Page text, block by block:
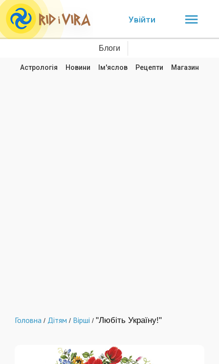
Увійти
Блоги
Астрологія Новини Ім'яслов Рецепти Магазин
Головна / Дітям / Вірші / "Любіть Україну!"